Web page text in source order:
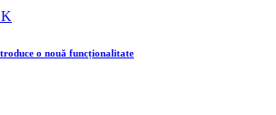
o nouă funcționalitate